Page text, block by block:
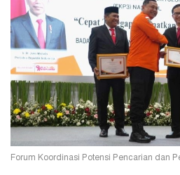
Forum Koordinasi Potensi Pencarian dan